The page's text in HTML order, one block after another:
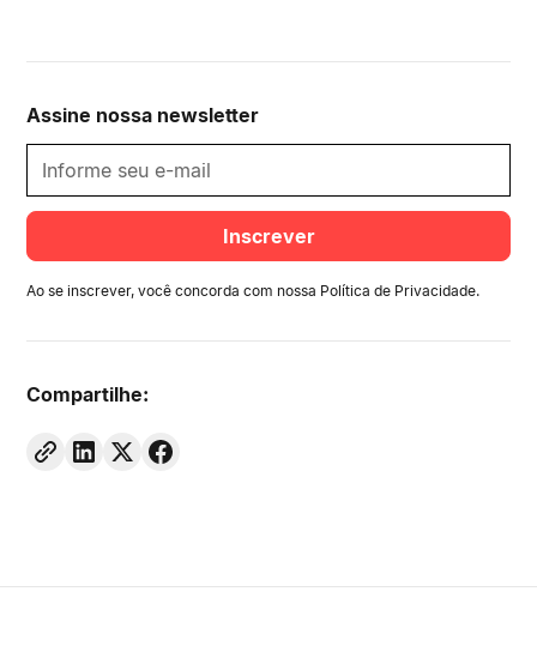
Assine nossa newsletter
Ao se inscrever, você concorda com nossa Política de Privacidade.
Compartilhe: